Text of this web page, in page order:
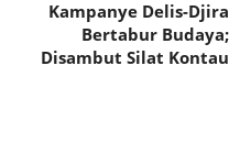
Kampanye Delis-Djira
Bertabur Budaya;
Disambut Silat Kontau